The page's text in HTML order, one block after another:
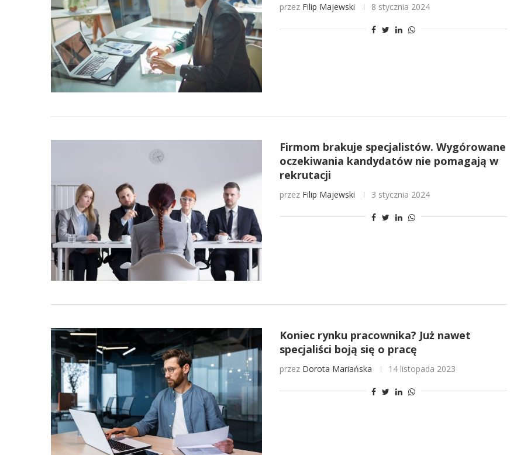
przez Filip Majewski 8 stycznia 2024
Firmom brakuje specjalistów. Wygórowane
oczekiwania kandydatów nie pomagają w
rekrutacji
przez Filip Majewski 3 stycznia 2024
Koniec rynku pracownika? Już nawet
specjaliści boją się o pracę
przez Dorota Mariańska 14 listopada 2023